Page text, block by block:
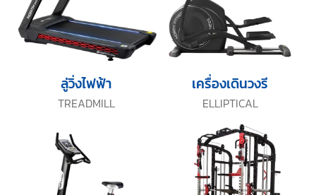
TREADMILL
ลู่วิ่งไฟฟ้า
ELLIPTICAL
เครื่องเดินวงรี